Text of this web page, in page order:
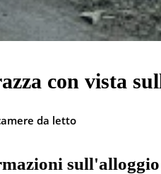
con vista
da letto
sull'alloggio